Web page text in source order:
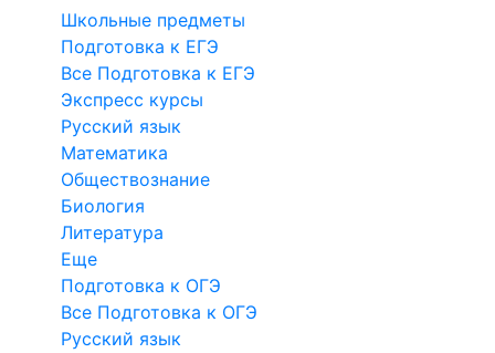
Школьные предметы
Подготовка к ЕГЭ
Все Подготовка к ЕГЭ
Экспресс курсы
Русский язык
Математика
Обществознание
Биология
Литература
Еще
Подготовка к ОГЭ
Все Подготовка к ОГЭ
Русский язык